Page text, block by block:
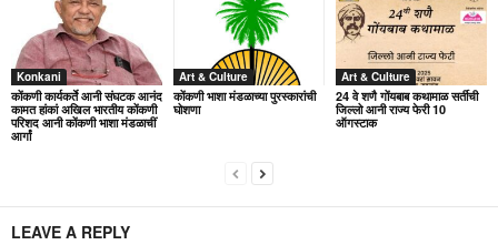
Konkani
कोंकणी कार्यकर्ते आनी संघटक आनंद
कामत हांकां अखिल भारतीय कोंकणी
परिशद आनी कोंकणी भाशा मंडळाचीं
आर्गां
Art & Culture
कोंकणी भाशा मंडळाच्या पुरस्कारांची
घोशणा
Art & Culture
24 वे शणै गोंयबाब कथामाळ सर्तीची
जिल्लो आनी राज्य फेरी 10
ऑगस्टाक
LEAVE A REPLY